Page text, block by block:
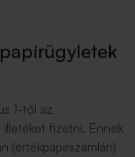
1-től az
illetéket fizetni. Ennek
(értékpapírszámlán)